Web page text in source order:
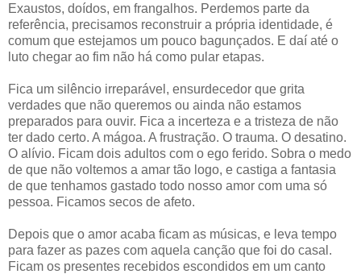
Exaustos, doídos, em frangalhos. Perdemos parte da
referência, precisamos reconstruir a própria identidade, é
comum que estejamos um pouco bagunçados. E daí até o
luto chegar ao fim não há como pular etapas.
Fica um silêncio irreparável, ensurdecedor que grita
verdades que não queremos ou ainda não estamos
preparados para ouvir. Fica a incerteza e a tristeza de não
ter dado certo. A mágoa. A frustração. O trauma. O desatino.
O alívio. Ficam dois adultos com o ego ferido. Sobra o medo
de que não voltemos a amar tão logo, e castiga a fantasia
de que tenhamos gastado todo nosso amor com uma só
pessoa. Ficamos secos de afeto.
Depois que o amor acaba ficam as músicas, e leva tempo
para fazer as pazes com aquela canção que foi do casal.
Ficam os presentes recebidos escondidos em um canto